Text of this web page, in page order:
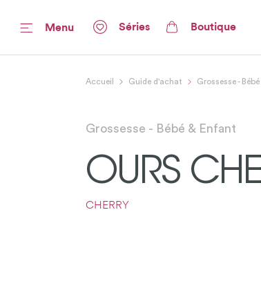
Menu Séries Boutique
Accueil Guide d'achat Grossesse -
Grossesse - Bébé & Enfant
OURS
CHERRY